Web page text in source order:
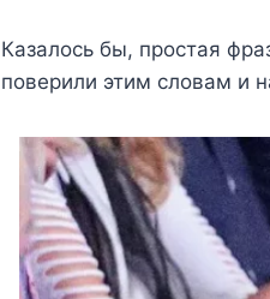
Казалось бы, простая
поверили этим словам и